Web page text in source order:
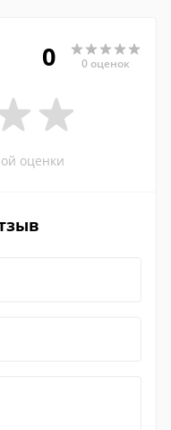
0 0 оценок
оценки